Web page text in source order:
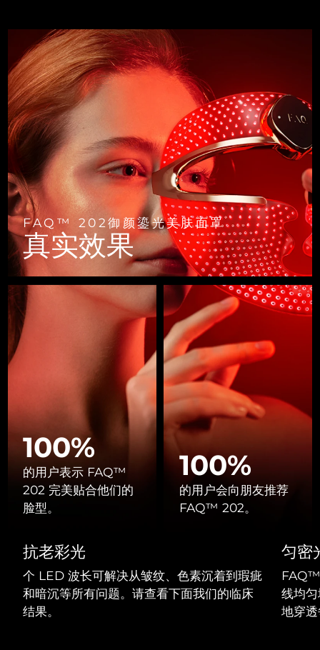
FAQ™ 202御颜鎏光美肤面罩
真实效果
100%
的用户表示 FAQ™
202 完美贴合他们的
脸型。
100%
的用户会向朋友推荐
FAQ™ 202。
抗老彩光
个 LED 波长可解决从皱纹、色素沉着到瑕疵
和暗沉等所有问题。请查看下面我们的临床
结果。
匀密
FAQ™
线均
地穿
For men, anti-aging massage
LUNA™ 4 mini
For young skin, T-zone
LUNA™ 4 go
For travel or gym bag
LUNA™ 护肤
Premium cleansers & balm
LUNA™ 设备
All facial cleansing devices
Microcurrent line smoothing device
面部提拉护理
Premium anti-aging skincare
BEAR™ 设备
All premium facelift devices
UFO™ 3 LED
Near-infrared and red light therapy
device
UFO™ 3 mini
Red light therapy device for young skin
UFO™ 3 go
Portable red light therapy
面膜
Rejuvenation & hydration
UFO™ 设备
All deep facial hydration devices
issa™ 4 plus
Smart hybrid silicone sonic toothbrush
issa™ 4 smile
Hybrid silicone sonic toothbrush
issa™ 4 baby
For ages 0-3
issa™ Teeth Whitening Set
Dual LED + sonic device & 18% PAP gel
ISSA™ 设备
All silicone sonic toothbrushes
抗老
FAQ™ 101
Clinical anti-aging
FAQ™ 102
Advanced clinical anti-aging
FAQ™ 103
Luxurious clinical anti-aging set
FAQ™ P1 Primer
Manuka honey primer
FAQ™护肤品
All FAQ™ skincare
FAQ™产品
All anti-aging treatments
LED治疗
FAQ™ 201
LED mask
FAQ™ 202
LED mask
FAQ™ 211
Anti-aging neck & décolleté LED mask
FAQ™ 221
Anti-aging LED hand mask
FAQ™护肤品
All FAQ™ skincare
FAQ™产品
All LED treatments
生发
FAQ™ 301
LED hair strengthening scalp massager
FAQ™ Scalp Serum
Scalp recovery probiotic serum
FAQ™护肤品
All FAQ™ skincare
FAQ™产品
All hair treatments
肌肤年轻化
NEW
FAQ™ 501
Full-Spectrum Red Light Therapy
FAQ™ 502
Full-Spectrum Red Light Therapy
FAQ™ Red Light Serum
FAQ™ skincare
All FAQ™ skincare
FAQ™ products
All toning treatments
保健品
NEW
专业治疗
PEACH™ 2 Pro Max
Professional IPL hair removal device
PEACH™ 2
IPL hair removal
Travel-friendly IPL hair removal
身体护理
BEAR™ 2 body
Microcurrent body toning
LUNA™ 4 body
Massaging body brush
Firming body serum
痘肌护理
ESPADA™ 2 plus
Recurring acne LED therapy
ESPADA™ 2
Acne treatment device
眼部护理
BEAR™ 2 eyes & lips
Microcurrent line smoothing device
IRIS™ 2
Rejuvenating eye massager
KIWI™ derma
Diamond microdermabrasion .
LUNA™ 4 hair
2-in-1 LED scalp massager
NEW
加拿大
智利
中国 预计送达日期8/10/26
哥伦比亚 预计送达日期8/14/26
克罗地亚 预计送达日期 8/10/26
塞浦路斯 预计送达日期
捷克 预计送达日期 8/10/26
丹麦 预计送达日期8/10/26
爱沙尼亚 预计送达日期8/10/26
芬兰 预计送达日期
预计送达日期8/10/26
法属波利尼西亚 预计送达日期8/14/26
德国 预计送达日期
直布罗陀 预计送达日期
希腊 预计送达日期8/10/26
匈牙利 8/10/26
冰岛 预计送达日期 8/11/26